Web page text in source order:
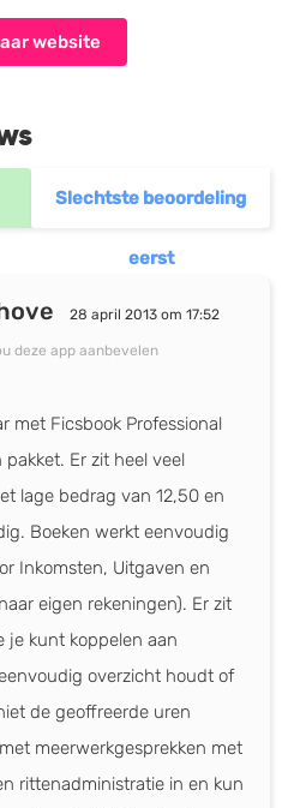
in factuur
website
Slechtste beoordeling
eerst
28 april 2013 om 17:52
deze app aanbevelen
met Ficsbook Professional
Er zit heel veel
lage bedrag van 12,50 en
Boeken werkt eenvoudig
Inkomsten, Uitgaven en
eigen rekeningen). Er zit
je kunt koppelen aan
overzicht houdt of
de geoffreerde uren
meerwerkgesprekken met
rittenadministratie in en kun